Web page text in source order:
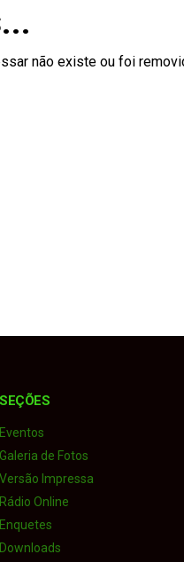
eleições
2026 sem recursos
não existe ou foi
SEÇÕES
Eventos
Galeria de Fotos
Versão Impressa
Rádio Online
Enquetes
Downloads